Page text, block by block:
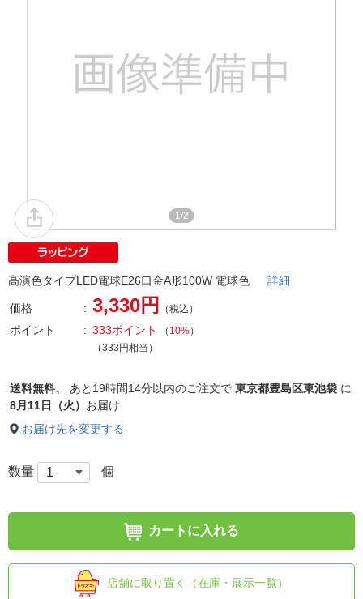
1/2
高演色タイプLED電球E26口金A形100W 電球色 詳細
価格 3,330円 （税込）
ポイント 333ポイント （ 10%）
（333円相当）
送料無料、 あと 19時間14分以内のご注文で 東京都豊島区東池袋 に
8月11日（火） お届け
お届け先を変更する
数量 個
カートに入れる
店舗に取り置く（在庫・展示一覧）